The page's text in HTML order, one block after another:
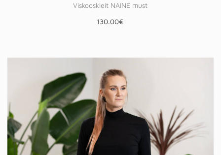
Viskooskleit NAINE must
130.00€